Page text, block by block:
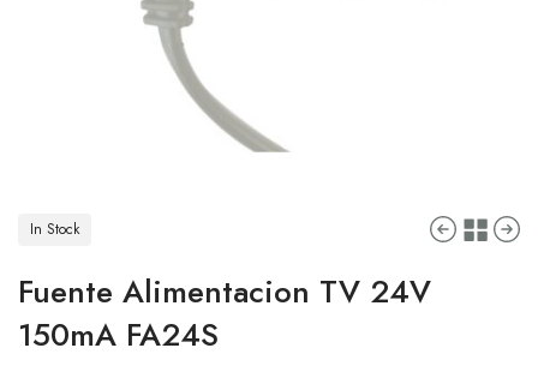
In Stock
Fuente Alimentacion TV 24V
150mA FA24S